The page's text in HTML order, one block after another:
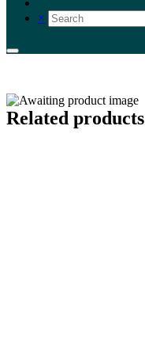
×
Related products